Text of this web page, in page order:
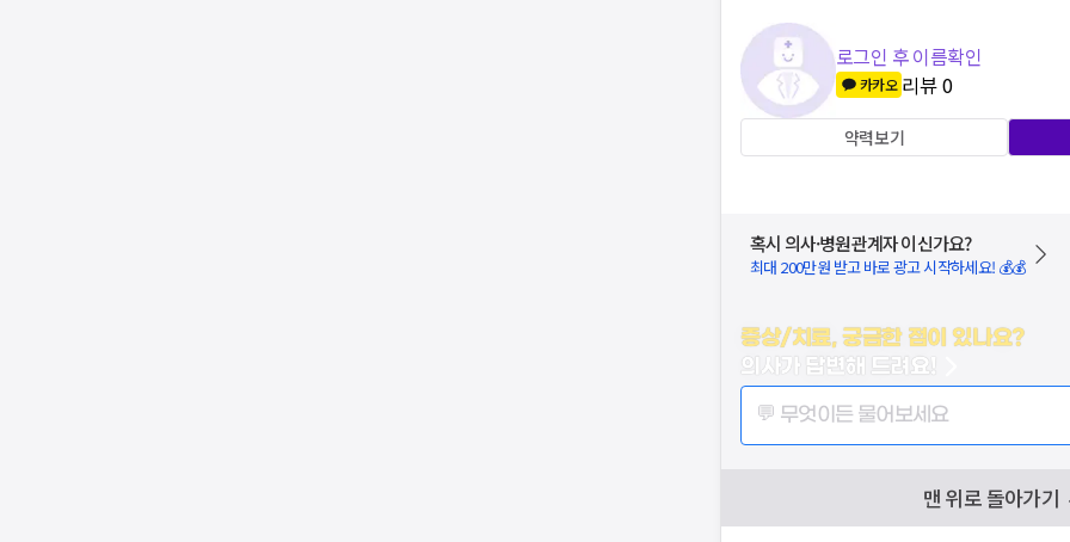
로그인 후 이름확인
카카오 리뷰0
약력보기
혹시 의사·병원관계자 이신가요?
최대 200만원 받고 바로 광고 시작하세요! 💰💰
증상/치료, 궁금한 점이 있나요?
의사가 답변해 드려요!
💬 무엇이든 물어보세요
맨 위로 돌아가기